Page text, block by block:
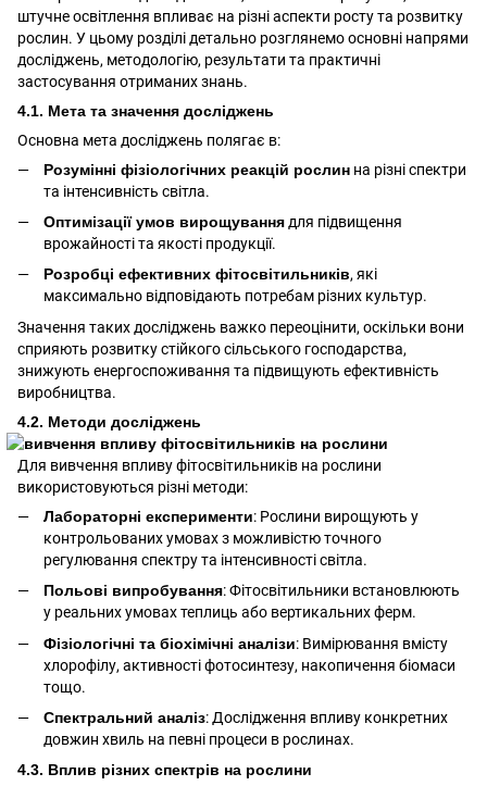
штучне освітлення впливає на різні аспекти росту та розвитку
рослин. У цьому розділі детально розглянемо основні напрями
досліджень, методологію, результати та практичні
застосування отриманих знань.
4.1. Мета та значення досліджень
Основна мета досліджень полягає в:
Розумінні фізіологічних реакцій рослин на різні спектри
та інтенсивність світла.
Оптимізації умов вирощування для підвищення
врожайності та якості продукції.
Розробці ефективних фітосвітильників, які
максимально відповідають потребам різних культур.
Значення таких досліджень важко переоцінити, оскільки вони
сприяють розвитку стійкого сільського господарства,
знижують енергоспоживання та підвищують ефективність
виробництва.
4.2. Методи досліджень
Для вивчення впливу фітосвітильників на рослини
використовуються різні методи:
Лабораторні експерименти: Рослини вирощують у
контрольованих умовах з можливістю точного
регулювання спектру та інтенсивності світла.
Польові випробування: Фітосвітильники встановлюють
у реальних умовах теплиць або вертикальних ферм.
Фізіологічні та біохімічні аналізи: Вимірювання вмісту
хлорофілу, активності фотосинтезу, накопичення біомаси
тощо.
Спектральний аналіз: Дослідження впливу конкретних
довжин хвиль на певні процеси в рослинах.
4.3. Вплив різних спектрів на рослини